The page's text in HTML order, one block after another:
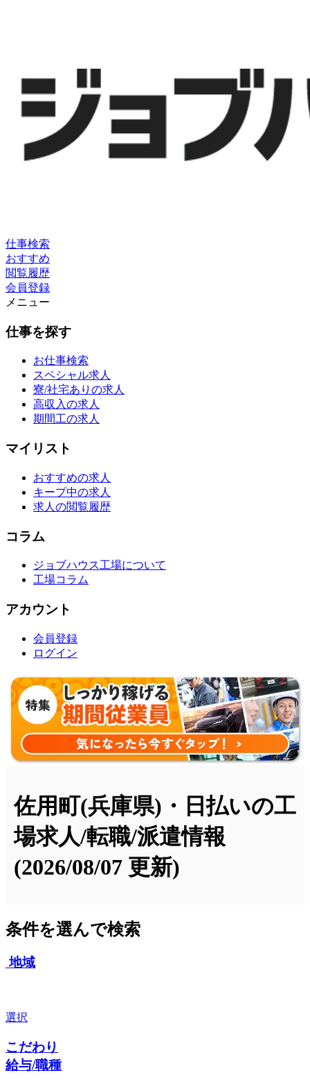
仕事検索
おすすめ
閲覧履歴
会員登録
メニュー
仕事を探す
お仕事検索
スペシャル求人
寮/社宅ありの求人
高収入の求人
期間工の求人
マイリスト
おすすめの求人
キープ中の求人
求人の閲覧履歴
コラム
ジョブハウス工場について
工場コラム
アカウント
会員登録
ログイン
佐用町(兵庫県)・日払いの工
場求人/転職/派遣情報
(2026/08/07 更新)
条件を選んで検索
地域
選択
こだわり
給与/職種